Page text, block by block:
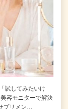
試してみたいけ
容モニターで解決
プリメン…